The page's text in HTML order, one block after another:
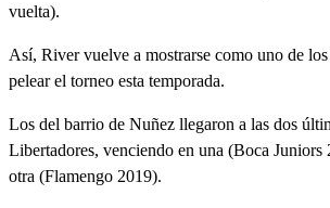
vuelta).
Así, River vuelve a mostrarse como uno de
pelear el torneo esta temporada.
Los del barrio de Nuñez llegaron a las dos
Libertadores, venciendo en una (Boca Juniors
otra (Flamengo 2019).